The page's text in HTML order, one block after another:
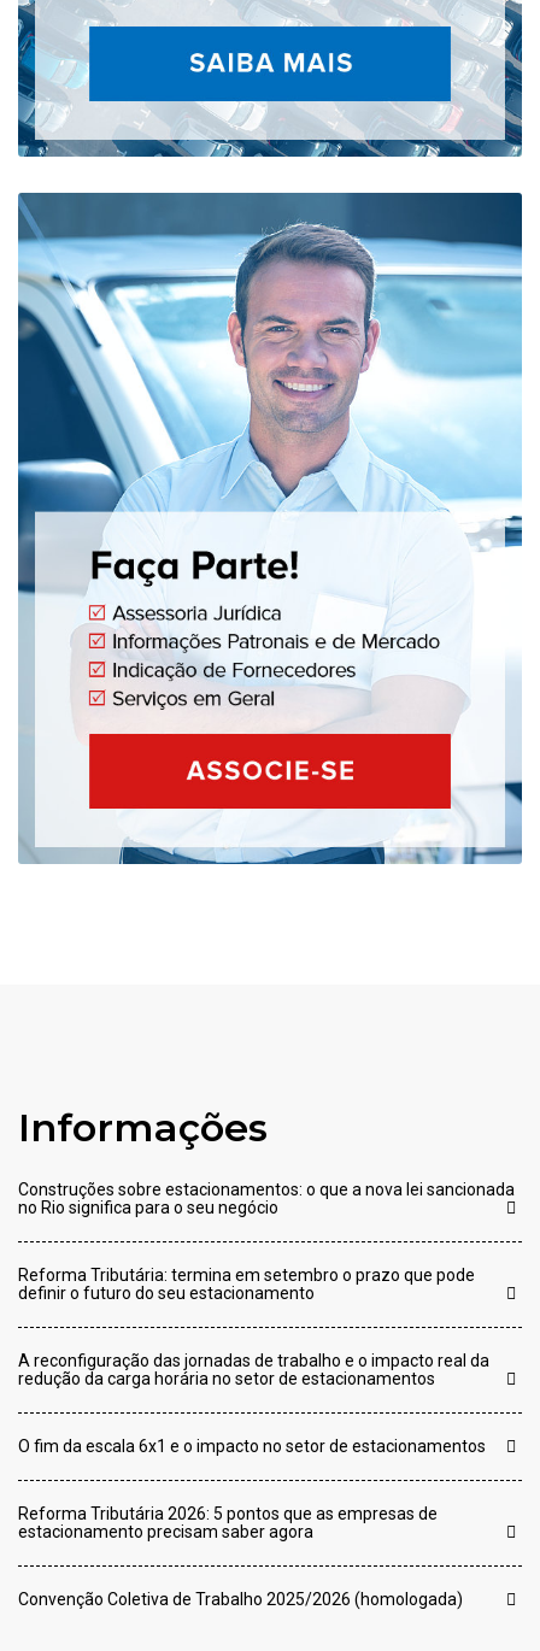
Informações
Construções sobre estacionamentos: o que a nova lei sancionada
no Rio significa para o seu negócio
Reforma Tributária: termina em setembro o prazo que pode
definir o futuro do seu estacionamento
A reconfiguração das jornadas de trabalho e o impacto real da
redução da carga horária no setor de estacionamentos
O fim da escala 6x1 e o impacto no setor de estacionamentos
Reforma Tributária 2026: 5 pontos que as empresas de
estacionamento precisam saber agora
Convenção Coletiva de Trabalho 2025/2026 (homologada)